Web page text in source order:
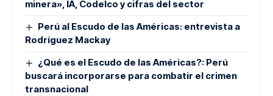
minera», IA, Codelco y cifras del sector
Perú al Escudo de las Américas: entrevista a
Rodríguez Mackay
¿Qué es el Escudo de las Américas?: Perú
buscará incorporarse para combatir el crimen
transnacional